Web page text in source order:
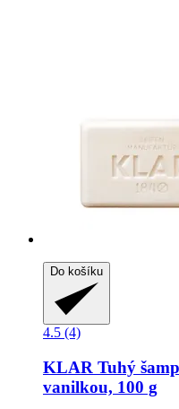
Do košíku
4.5 (4)
KLAR Tuhý
vanilkou, 100 g